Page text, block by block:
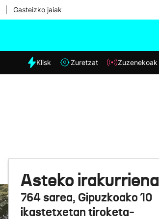
Gasteizko jaiak
Eguraldia
Klisk Zuretzat Zuzenekoak
Asteko irakurriena
764 sarea, Gipuzkoako 10
ikastetxetan tiroketa-